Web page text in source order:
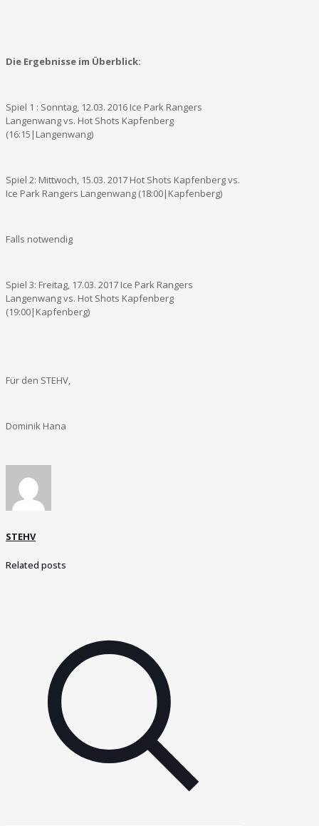
Die Ergebnisse im Überblick:
Spiel 1 : Sonntag, 12.03. 2016 Ice Park Rangers
Langenwang vs. Hot Shots Kapfenberg
(16:15|Langenwang)
Spiel 2: Mittwoch, 15.03. 2017 Hot Shots Kapfenberg vs.
Ice Park Rangers Langenwang (18:00|Kapfenberg)
Falls notwendig
Spiel 3: Freitag, 17.03. 2017 Ice Park Rangers
Langenwang vs. Hot Shots Kapfenberg
(19:00|Kapfenberg)
Für den STEHV,
Dominik Hana
STEHV
Related posts